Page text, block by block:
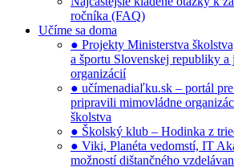
ročníka (FAQ)
Učíme sa doma
● Projekty Ministerstva
a športu Slovenskej republiky
organizácií
● učímenadiaľku.sk – portál
pripravili mimovládne
školstva
● Školský klub – Hodinka z
● Viki, Planéta vedomstí, IT
možností dištančného